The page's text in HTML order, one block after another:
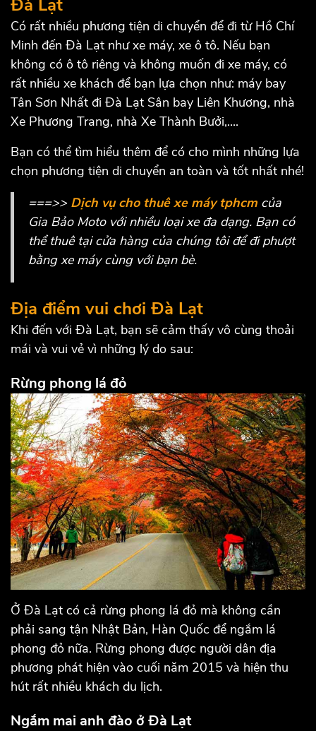
Đà Lạt
Có rất nhiều phương tiện di chuyển để đi từ Hồ Chí
Minh đến Đà Lạt như xe máy, xe ô tô. Nếu bạn
không có ô tô riêng và không muốn đi xe máy, có
rất nhiều xe khách để bạn lựa chọn như: máy bay
Tân Sơn Nhất đi Đà Lạt Sân bay Liên Khương, nhà
Xe Phương Trang, nhà Xe Thành Bưởi,....
Bạn có thể tìm hiểu thêm để có cho mình những lựa
chọn phương tiện di chuyển an toàn và tốt nhất nhé!
===>> Dịch vụ cho thuê xe máy tphcm của
Gia Bảo Moto với nhiều loại xe đa dạng. Bạn có
thể thuê tại cửa hàng của chúng tôi để đi phượt
bằng xe máy cùng với bạn bè.
Địa điểm vui chơi Đà Lạt
Khi đến với Đà Lạt, bạn sẽ cảm thấy vô cùng thoải
mái và vui vẻ vì những lý do sau:
Rừng phong lá đỏ
Ở Đà Lạt có cả rừng phong lá đỏ mà không cần
phải sang tận Nhật Bản, Hàn Quốc để ngắm lá
phong đỏ nữa. Rừng phong được người dân địa
phương phát hiện vào cuối năm 2015 và hiện thu
hút rất nhiều khách du lịch.
Ngắm mai anh đào ở Đà Lạt